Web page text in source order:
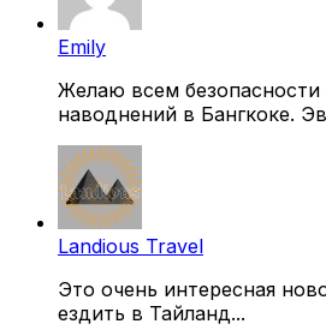
Emily
Желаю всем безопасности
наводнений в Бангкоке.
Landious Travel
Это очень интересная
ездить в Тайланд...